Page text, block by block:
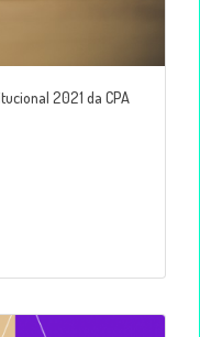
2021 da CPA